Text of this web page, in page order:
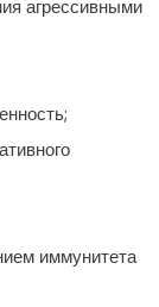
агрессивными
иммунитета